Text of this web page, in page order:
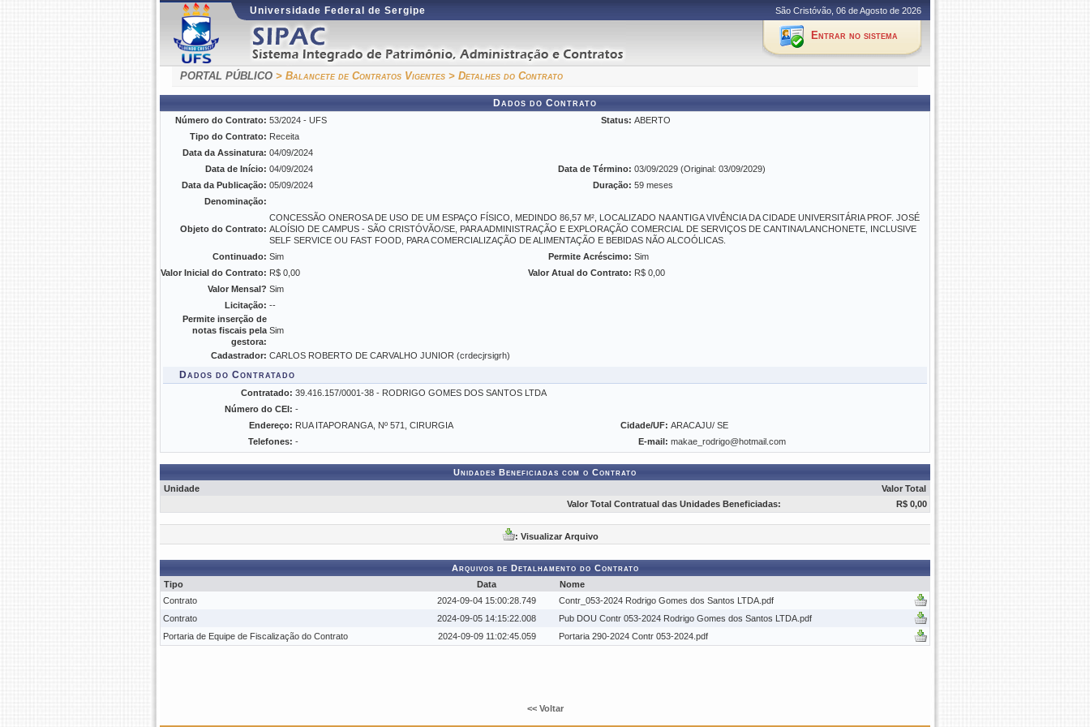
Universidade Federal de Sergipe São Cristóvão, 06 de Agosto de 2026
Entrar no sistema
PORTAL PÚBLICO > Balancete de Contratos Vigentes > Detalhes do Contrato
Dados do Contrato
Número do Contrato: 53/2024 - UFS Status: ABERTO
Tipo do Contrato: Receita
Data da Assinatura: 04/09/2024
Data de Início: 04/09/2024 Data de Término: 03/09/2029 (Original: 03/09/2029)
Data da Publicação: 05/09/2024 Duração: 59 meses
Denominação:
Objeto do Contrato:
CONCESSÃO ONEROSA DE USO DE UM ESPAÇO FÍSICO, MEDINDO 86,57 M², LOCALIZADO NA ANTIGA VIVÊNCIA DA CIDADE UNIVERSITÁRIA PROF. JOSÉ
ALOÍSIO DE CAMPUS - SÃO CRISTÓVÃO/SE, PARA ADMINISTRAÇÃO E EXPLORAÇÃO COMERCIAL DE SERVIÇOS DE CANTINA/LANCHONETE, INCLUSIVE
SELF SERVICE OU FAST FOOD, PARA COMERCIALIZAÇÃO DE ALIMENTAÇÃO E BEBIDAS NÃO ALCOÓLICAS.
Continuado: Sim Permite Acréscimo: Sim
Valor Inicial do Contrato: R$ 0,00 Valor Atual do Contrato: R$ 0,00
Valor Mensal? Sim
Licitação: --
Permite inserção de
notas fiscais pela
gestora:
Sim
Cadastrador: CARLOS ROBERTO DE CARVALHO JUNIOR (crdecjrsigrh)
Dados do Contratado
Contratado: 39.416.157/0001-38 - RODRIGO GOMES DOS SANTOS LTDA
Número do CEI: -
Endereço: RUA ITAPORANGA, Nº 571, CIRURGIA Cidade/UF: ARACAJU/ SE
Telefones: - E-mail: makae_rodrigo@hotmail.com
Unidades Beneficiadas com o Contrato
Unidade
Valor Total
Valor Total Contratual das Unidades Beneficiadas:
R$ 0,00
: Visualizar Arquivo
Arquivos de Detalhamento do Contrato
Tipo
Data
Nome
Contrato
2024-09-04 15:00:28.749
Contr_053-2024 Rodrigo Gomes dos Santos LTDA.pdf
Contrato
2024-09-05 14:15:22.008
Pub DOU Contr 053-2024 Rodrigo Gomes dos Santos LTDA.pdf
Portaria de Equipe de Fiscalização do Contrato
2024-09-09 11:02:45.059 Portaria 290-2024 Contr 053-2024.pdf
<< Voltar